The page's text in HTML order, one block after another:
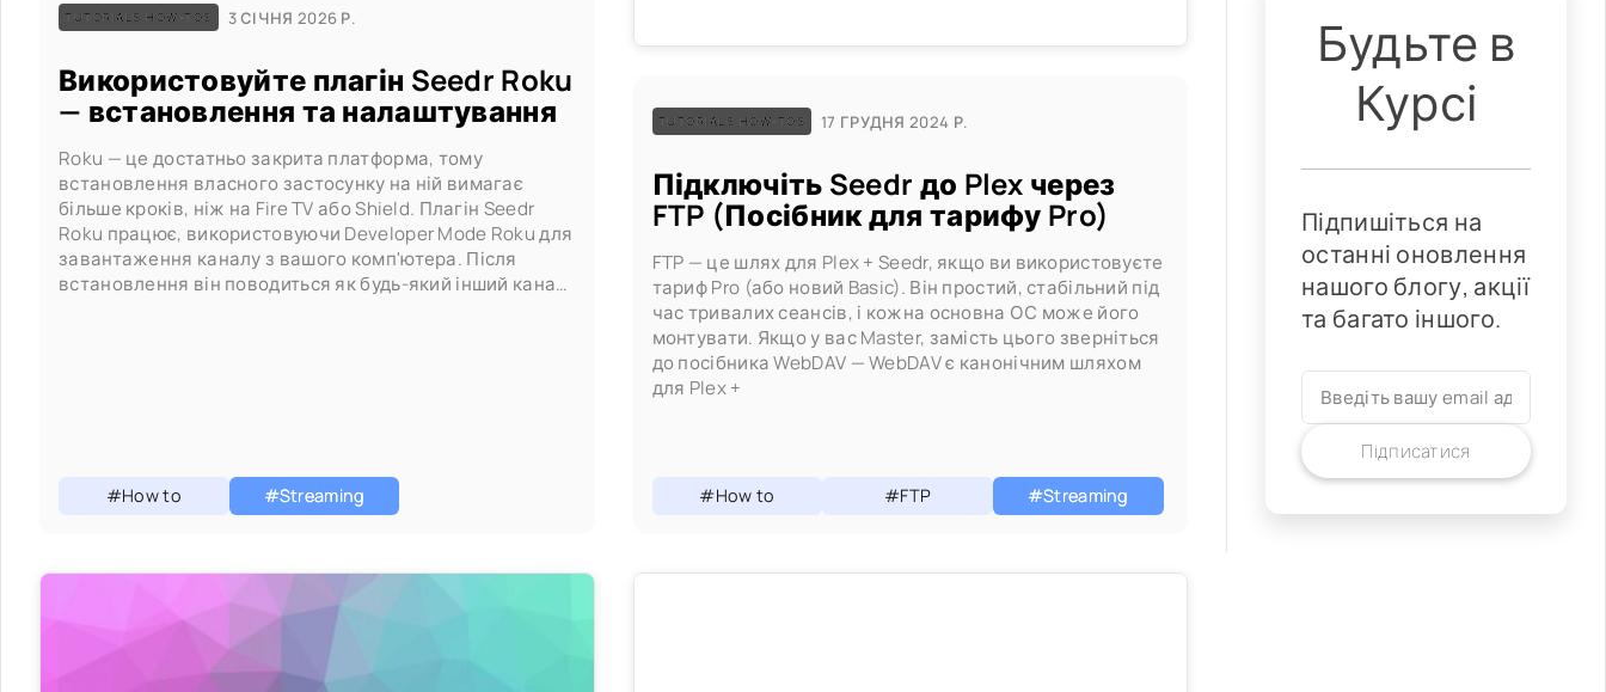
TUTORIALS HOW-TOS 3 СІЧНЯ 2026 Р.
Використовуйте плагін Seedr Roku
— встановлення та налаштування
Roku — це достатньо закрита платформа, тому
встановлення власного застосунку на ній вимагає
більше кроків, ніж на Fire TV або Shield. Плагін Seedr
Roku працює, використовуючи Developer Mode Roku для
завантаження каналу з вашого комп'ютера. Після
встановлення він поводиться як будь-який інший канал
#How to #Streaming
TUTORIALS HOW-TOS 17 ГРУДНЯ 2024 Р.
Підключіть Seedr до Plex через
FTP (Посібник для тарифу Pro)
FTP — це шлях для Plex + Seedr, якщо ви використовуєте
тариф Pro (або новий Basic). Він простий, стабільний під
час тривалих сеансів, і кожна основна ОС може його
монтувати. Якщо у вас Master, замість цього зверніться
до посібника WebDAV — WebDAV є канонічним шляхом
для Plex +
#How to #FTP #Streaming
Будьте в
Курсі
Підпишіться на
останні оновлення
нашого блогу, акції
та багато іншого.
Підписатися